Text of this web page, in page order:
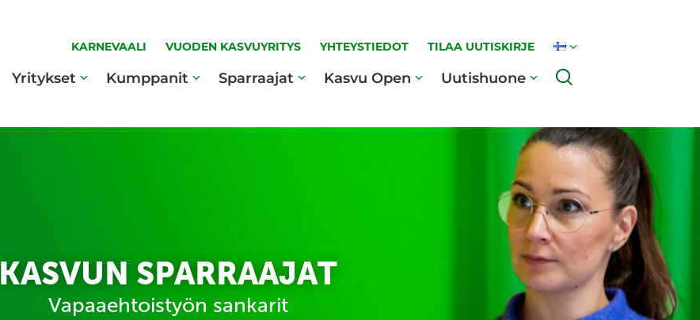
KARNEVAALI VUODEN KASVUYRITYS YHTEYSTIEDOT TILAA UUTISKIRJE
Yritykset Kumppanit Sparraajat Kasvu Open Uutishuone
KASVUN SPARRAAJAT
Vapaaehtoistyön sankarit